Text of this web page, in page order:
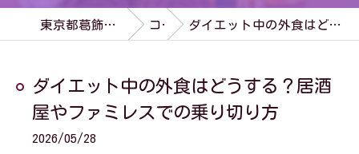
東京都葛飾区のダイエットなら七つ星 コラム ダイエット中の外食はどうする？居酒屋やファミレスでの乗り切り方
ダイエット中の外食はどうする？居酒
屋やファミレスでの乗り切り方
2026/05/28